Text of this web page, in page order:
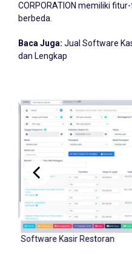
CORPORATION memiliki
berbeda.
Baca Juga: Jual Software
dan Lengkap
Software Kasir Retail